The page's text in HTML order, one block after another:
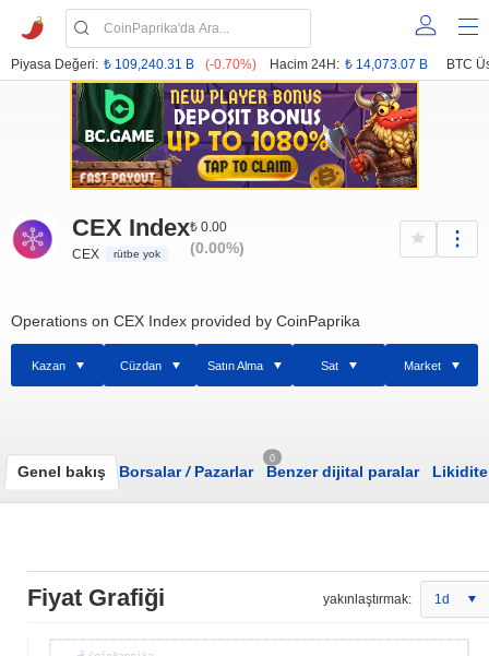
Piyasa Değeri: ₺ 109,240.31 B (-0.70%) Hacim 24H: ₺ 14,073.07 B BTC
CEX Index
CEX rütbe yok
₺ 0.00
(0.00%)
Operations on CEX Index provided by CoinPaprika
Kazan Cüzdan Satın Alma Sat Market
Genel bakış Borsalar/Pazarlar
0
Benzer dijital paralar Likidite
Fiyat Grafiği yakınlaştırmak: 1d